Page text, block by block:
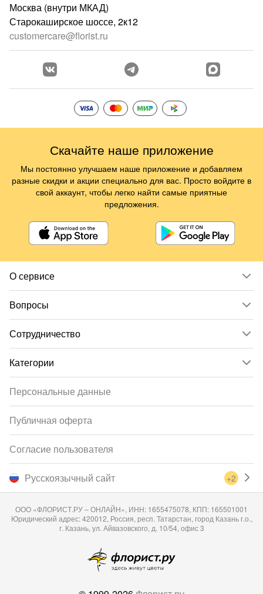
О сервисе
Вопросы
Сотрудничество
Категории
Москва (внутри МКАД)
Старокаширское шоссе, 2к12
customercare@florist.ru
Русскоязычный сайт +2
Персональные данные
Публичная оферта
Согласие пользователя
ООО «ФЛОРИСТ.РУ – ОНЛАЙН», ИНН: 1655475078, КПП: 165501001
Юридический адрес: 420012, Россия, респ. Татарстан, город Казань г.о.,
г. Казань, ул. Айвазовского, д. 10/54, офис 3
Скачайте наше приложение
Мы постоянно улучшаем наше приложение и добавляем
разные скидки и акции специально для вас. Просто войдите в
свой аккаунт, чтобы легко найти самые приятные
предложения.